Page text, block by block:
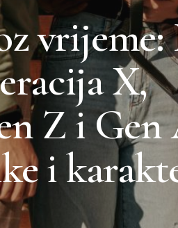
vrijeme:
X,
Z i Gen
i